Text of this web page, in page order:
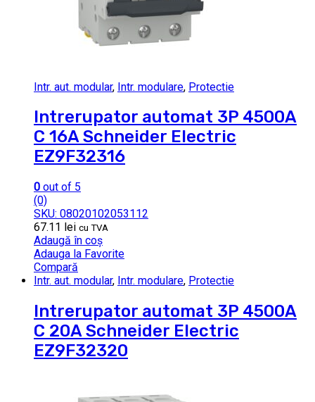
Intr. aut. modular, Intr. modulare, Protectie
Intrerupator automat 3P 4500A
C 16A Schneider Electric
EZ9F32316
0 out of 5
(0)
SKU: 08020102053112
67.11 lei cu TVA
Adaugă în coș
Adauga la Favorite
Compară
Intr. aut. modular, Intr. modulare, Protectie
Intrerupator automat 3P 4500A
C 20A Schneider Electric
EZ9F32320